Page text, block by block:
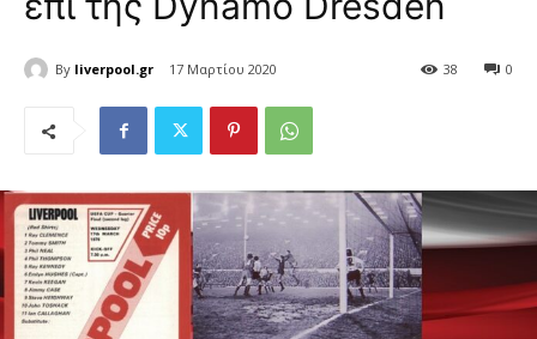
By liverpool.gr 17 Μαρτίου 2020 0
38